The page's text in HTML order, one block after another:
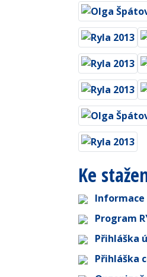
Ke
Informace
Program
Přihláška
Přihláška